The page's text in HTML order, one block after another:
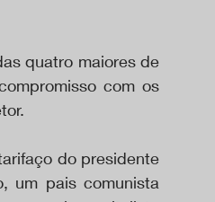
quatro maiores de
com os
do presidente
um pais comunista